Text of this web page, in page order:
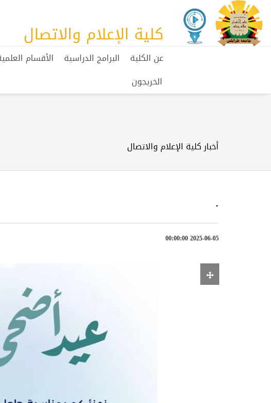
كلية الإعلام والاتصال
عن الكلية البرامج الدراسية الأقسام
الخريجون
أخبار كلية الإعلام والاتصال
.
2025-06-05 00:00:00